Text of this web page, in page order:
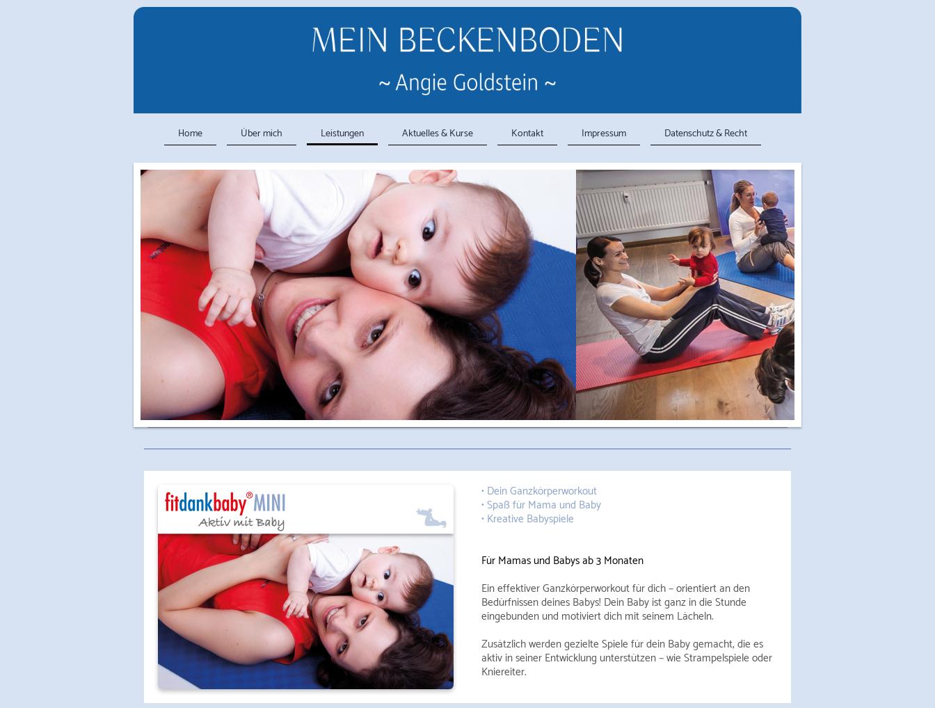
Home Über mich Leistungen Aktuelles & Kurse Kontakt Impressum Datenschutz & Recht
• Dein Ganzkörperworkout
• Spaß für Mama und Baby
• Kreative Babyspiele
Für Mamas und Babys ab 3 Monaten
Ein effektiver Ganzkörperworkout für dich − orientiert an den
Bedürfnissen deines Babys! Dein Baby ist ganz in die Stunde
eingebunden und motiviert dich mit seinem Lächeln.
Zusätzlich werden gezielte Spiele für dein Baby gemacht, die es
aktiv in seiner Entwicklung unterstützen − wie Strampelspiele oder
Kniereiter.